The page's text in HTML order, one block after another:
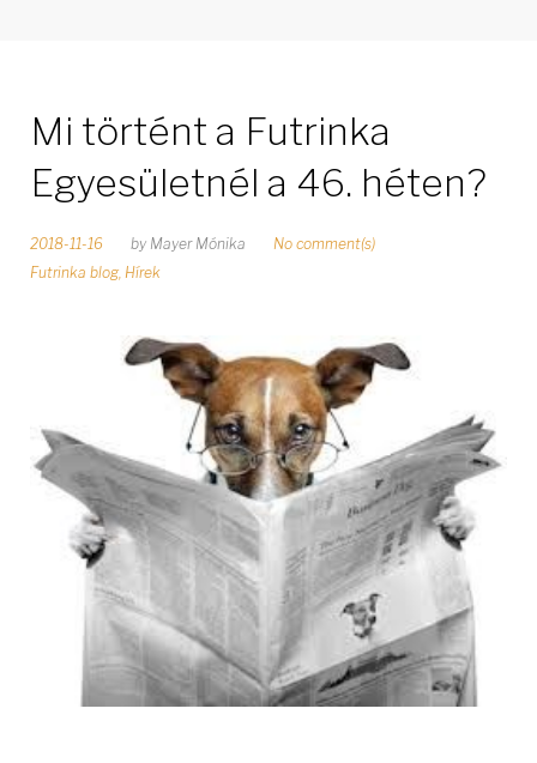
Mi történt a Futrinka
Egyesületnél a 46. héten?
2018-11-16 by Mayer Mónika
No comment(s)
Futrinka blog, Hírek